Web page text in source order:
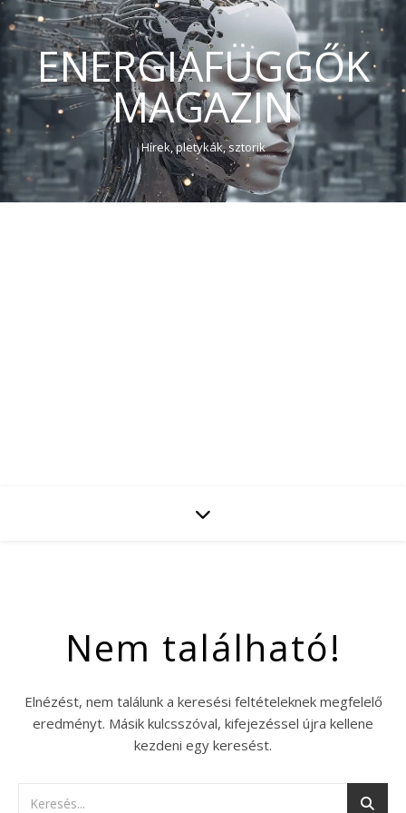
ENERGIAFÜGGŐK
MAGAZIN
Hírek, pletykák, sztorik
Nem található!
Elnézést, nem találunk a keresési feltételeknek megfelelő
eredményt. Másik kulcsszóval, kifejezéssel újra kellene
kezdeni egy keresést.